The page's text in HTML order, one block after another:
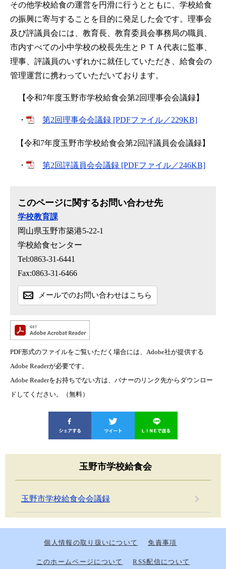
その他学校給食の運営を円滑に行うとともに、学校給食
の振興に寄与することを目的に発足した会です。理事会
及び評議員会には、教育長、教育委員会事務局の職員、
市内すべての小中学校の校長先生とＰＴＡ代表に監事、
理事、評議員のいずれかに就任していただき、給食会の
管理運営に携わっていただいております。
【令和7年度玉野市学校給食会第2回理事会会議録】
・ 第2回理事会会議録 [PDFファイル／229KB]
【令和7年度玉野市学校給食会第2回評議員会会議録】
・ 第2回評議員会会議録 [PDFファイル／246KB]
このページに関するお問い合わせ先
学校教育課
岡山県玉野市築港5-22-1
学校給食センター
Tel:0863-31-6441
Fax:0863-31-6466
メールでのお問い合わせはこちら
PDF形式のファイルをご覧いただく場合には、Adobe社が提供する
Adobe Readerが必要です。
Adobe Readerをお持ちでない方は、バナーのリンク先からダウンロー
ドしてください。（無料）
玉野市学校給食会
玉野市学校給食会会議録
個人情報の取り扱いについて 免責事項
このホームページについて RSS配信について